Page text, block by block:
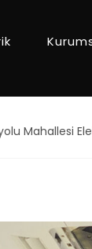
Mahallesi